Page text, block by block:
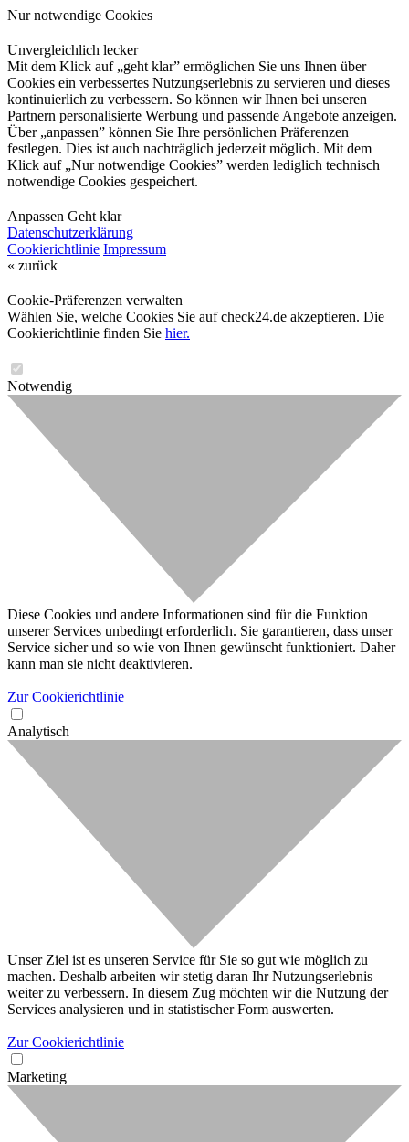
Nur notwendige Cookies
Unvergleichlich lecker
Mit dem Klick auf „geht klar” ermöglichen Sie uns Ihnen über
Cookies ein verbessertes Nutzungserlebnis zu servieren und dieses
kontinuierlich zu verbessern. So können wir Ihnen bei unseren
Partnern personalisierte Werbung und passende Angebote anzeigen.
Über „anpassen” können Sie Ihre persönlichen Präferenzen
festlegen. Dies ist auch nachträglich jederzeit möglich. Mit dem
Klick auf „Nur notwendige Cookies” werden lediglich technisch
notwendige Cookies gespeichert.
Anpassen Geht klar
Datenschutzerklärung
Cookierichtlinie Impressum
« zurück
Cookie-Präferenzen verwalten
Wählen Sie, welche Cookies Sie auf check24.de akzeptieren. Die
Cookierichtlinie finden Sie hier.
Notwendig
Diese Cookies und andere Informationen sind für die Funktion
unserer Services unbedingt erforderlich. Sie garantieren, dass unser
Service sicher und so wie von Ihnen gewünscht funktioniert. Daher
kann man sie nicht deaktivieren.
Zur Cookierichtlinie
Analytisch
Unser Ziel ist es unseren Service für Sie so gut wie möglich zu
machen. Deshalb arbeiten wir stetig daran Ihr Nutzungserlebnis
weiter zu verbessern. In diesem Zug möchten wir die Nutzung der
Services analysieren und in statistischer Form auswerten.
Zur Cookierichtlinie
Marketing